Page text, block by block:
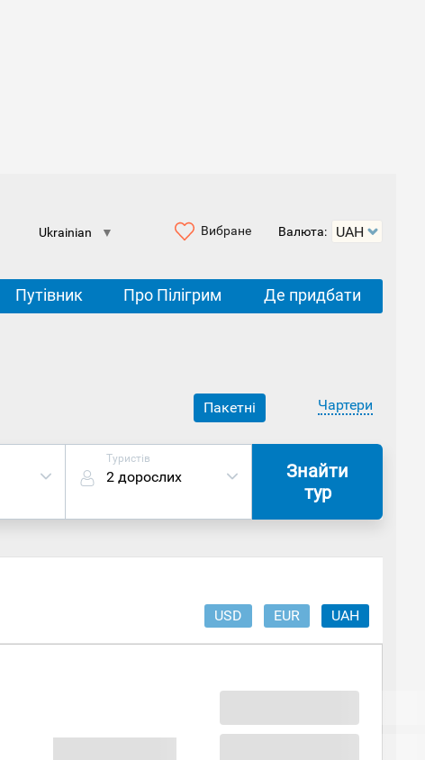
Ukrainian ▼ Вибране Валюта:
Путівник Про Пілігрим Де придбати
Пакетні Чартери
Туристів
2 дорослих
Знайти
тур
USD EUR UAH